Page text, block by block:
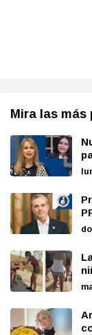
Mira las más